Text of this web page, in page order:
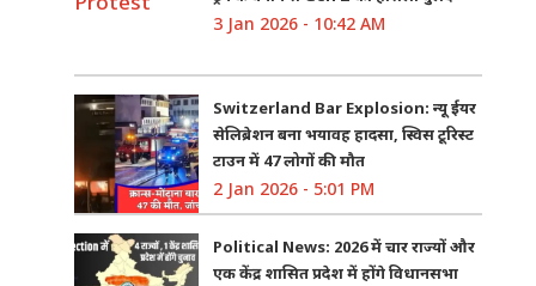
3 Jan 2026 - 10:42 AM
Switzerland Bar Explosion: न्यू ईयर
सेलिब्रेशन बना भयावह हादसा, स्विस टूरिस्ट
टाउन में 47 लोगों की मौत
2 Jan 2026 - 5:01 PM
Political News: 2026 में चार राज्यों और
एक केंद्र शासित प्रदेश में होंगे विधानसभा